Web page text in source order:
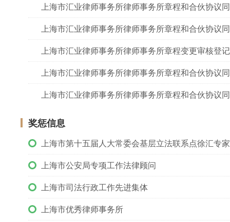
上海市汇业律师事务所律师事务所章程和合伙协议
上海市汇业律师事务所律师事务所章程和合伙协议
上海市汇业律师事务所律师事务所章程变更审核登记
上海市汇业律师事务所律师事务所章程和合伙协议
上海市汇业律师事务所律师事务所章程和合伙协议
奖惩信息
上海市第十五届人大常委会基层立法联系点徐汇专
上海市公安局专项工作法律顾问
上海市司法行政工作先进集体
上海市优秀律师事务所